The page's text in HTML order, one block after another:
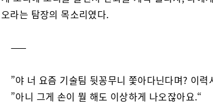
오라는 탐장의 목소리였다.
——
”야 너 요즘 기술팀 뒷꽁무니 쫓아다닌다며? 이력
”아니 그게 손이 뭘 해도 이상하게 나오잖아요.“